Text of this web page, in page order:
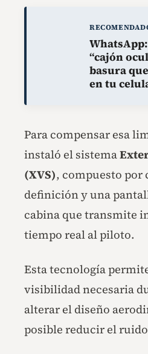
“cajón
basura
en tu
Para compensar esa
instaló el sistema
(XVS), compuesto por
definición y una
cabina que transmite
tiempo real al piloto.
Esta tecnología
visibilidad necesaria
alterar el diseño
posible reducir el